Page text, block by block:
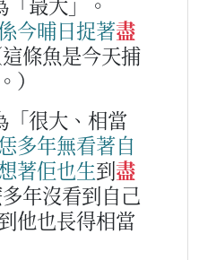
今晡日捉著盡
這條魚是今天捕
）
「很大、相當
多年無看著自
著佢也生到盡
多年沒看到自己
他也長得相當